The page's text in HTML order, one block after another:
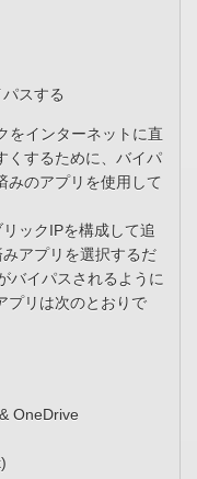
スする​
をインターネットに直
くするために、バイパ
みのアプリを使用して
ックIPを構成して追
アプリを選択するだ
バイパスされるように
プリは次のとおりで
OneDrive​